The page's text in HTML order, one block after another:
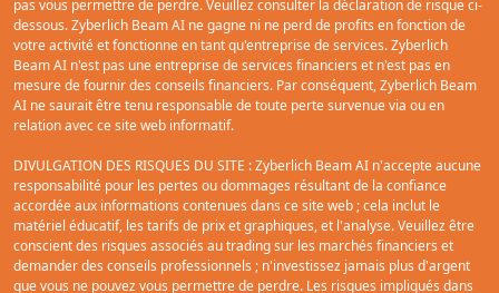
conséquent, vous ne devez pas spéculer avec un capital que vous ne
pouvez pas vous permettre de perdre. Veuillez consulter la déclaration de
risque ci-dessous. Zyberlich Beam AI ne gagne ni ne perd de profits en
fonction de votre activité et fonctionne en tant qu'entreprise de services.
Zyberlich Beam AI n'est pas une entreprise de services financiers et n'est
pas en mesure de fournir des conseils financiers. Par conséquent, Zyberlich
Beam AI ne saurait être tenu responsable de toute perte survenue via ou en
DIVULGATION DES RISQUES DU SITE : Zyberlich Beam AI n'accepte aucune
responsabilité pour les pertes ou dommages résultant de la confiance
accordée aux informations contenues dans ce site web ; cela inclut le
matériel éducatif, les tarifs de prix et graphiques, et l'analyse. Veuillez être
conscient des risques associés au trading sur les marchés financiers et